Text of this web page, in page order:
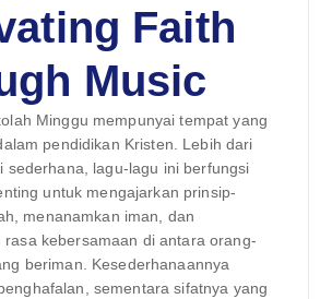
Faith
Music
Minggu mempunyai tempat yang
pendidikan Kristen. Lebih dari
sederhana, lagu-lagu ini berfungsi
untuk mengajarkan prinsip-
menanamkan iman, dan
rasa kebersamaan di antara orang-
beriman. Kesederhanaannya
sementara sifatnya yang